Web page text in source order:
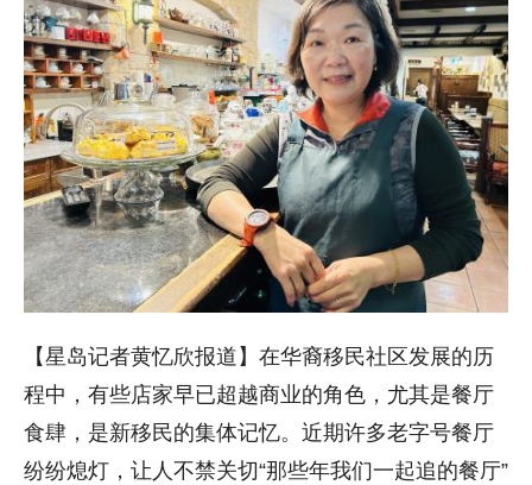
【星岛记者黄忆欣报道】在华裔移民社区发展的历
程中，有些店家早已超越商业的角色，尤其是餐厅
食肆，是新移民的集体记忆。近期许多老字号餐厅
纷纷熄灯，让人不禁关切“那些年我们一起追的餐厅”